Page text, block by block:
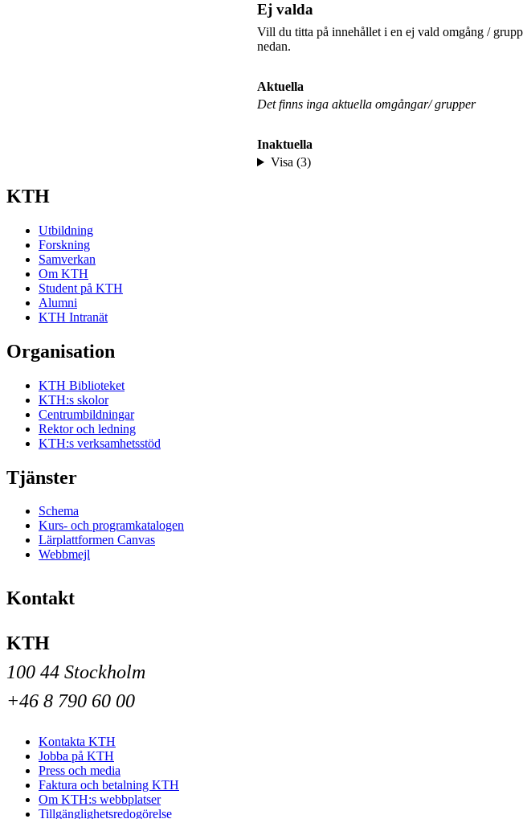
Ej valda
Vill du titta på innehållet i en ej vald omgång /
nedan.
Aktuella
Det finns inga aktuella omgångar/ grupper
Inaktuella
Visa (3)
KTH
Utbildning
Forskning
Samverkan
Om KTH
Student på KTH
Alumni
KTH Intranät
Organisation
KTH Biblioteket
KTH:s skolor
Centrumbildningar
Rektor och ledning
KTH:s verksamhetsstöd
Tjänster
Schema
Kurs- och programkatalogen
Lärplattformen Canvas
Webbmejl
Kontakt
KTH
100 44 Stockholm
+46 8 790 60 00
Kontakta KTH
Jobba på KTH
Press och media
Faktura och betalning KTH
Om KTH:s webbplatser
Tillgänglighetsredogörelse